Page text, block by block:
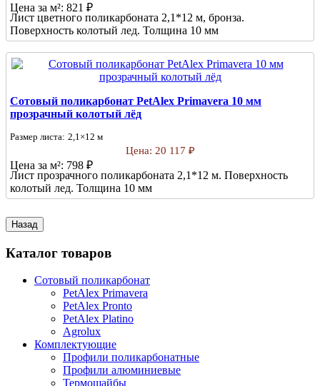
Цена за м²: 821 ₽
Лист цветного поликарбоната 2,1*12 м, бронза.
Поверхность колотый лед. Толщина 10 мм
Сотовый поликарбонат PetAlex Primavera 10 мм
прозрачный колотый лёд
Размер листа: 2,1×12 м
Цена: 20 117 ₽
Цена за м²: 798 ₽
Лист прозрачного поликарбоната 2,1*12 м. Поверхность
колотый лед. Толщина 10 мм
Каталог товаров
Сотовый поликарбонат
PetAlex Primavera
PetAlex Pronto
PetAlex Platino
Agrolux
Комплектующие
Профили поликарбонатные
Профили алюминиевые
Термошайбы